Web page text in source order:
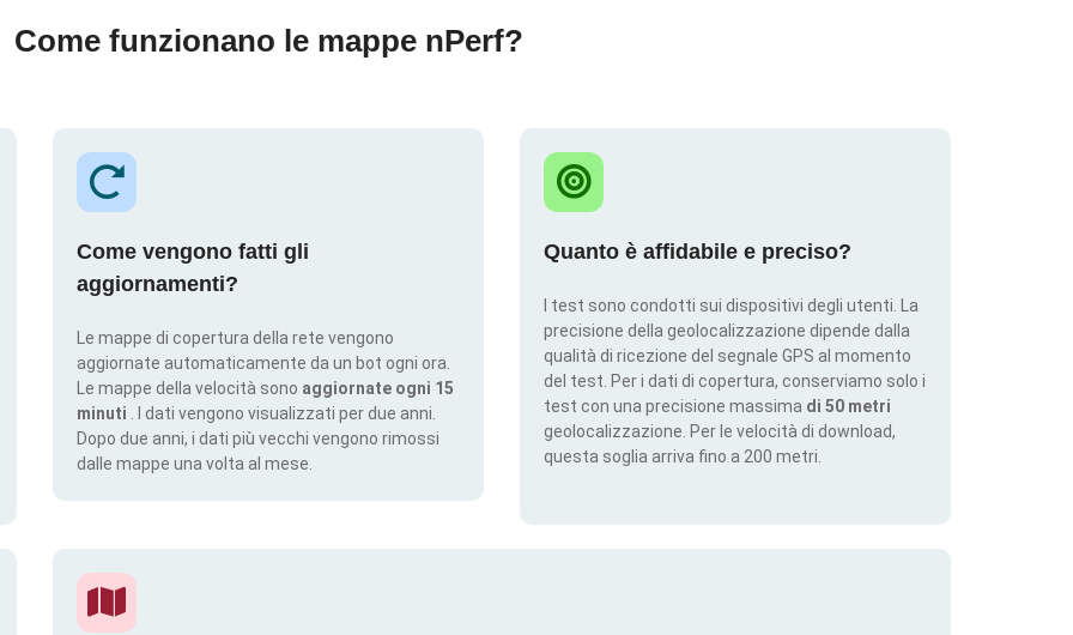
Come funzionano le mappe nPerf?
Come vengono fatti gli
aggiornamenti?
Le mappe di copertura della rete vengono
aggiornate automaticamente da un bot ogni ora.
Le mappe della velocità sono aggiornate ogni 15
minuti
. I dati vengono visualizzati per due anni.
Dopo due anni, i dati più vecchi vengono rimossi
dalle mappe una volta al mese.
Quanto è affidabile e preciso?
I test sono condotti sui dispositivi degli utenti. La
precisione della geolocalizzazione dipende dalla
qualità di ricezione del segnale GPS al momento
del test. Per i dati di copertura, conserviamo solo i
test con una precisione massima di 50 metri
geolocalizzazione. Per le velocità di download,
questa soglia arriva fino a 200 metri.